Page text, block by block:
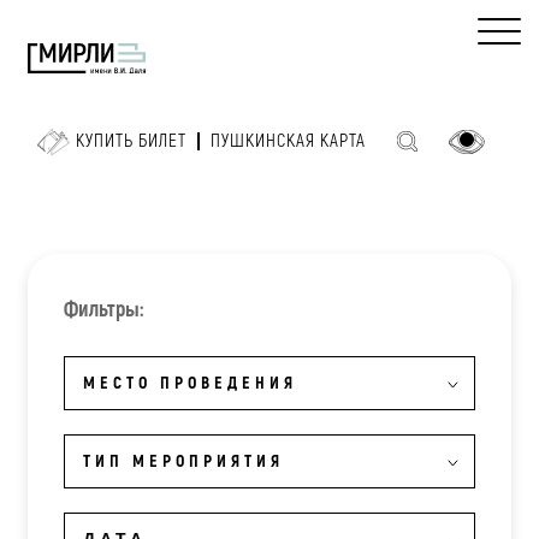
КУПИТЬ БИЛЕТ ПУШКИНСКАЯ КАРТА
Фильтры:
МЕСТО ПРОВЕДЕНИЯ
ТИП МЕРОПРИЯТИЯ